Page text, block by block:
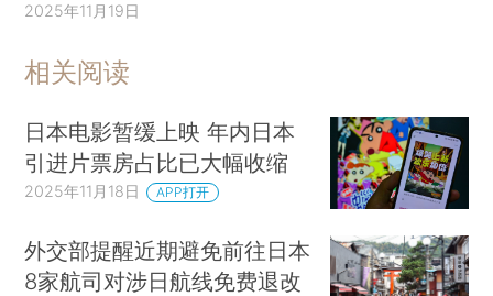
2025年11月19日
相关阅读
日本电影暂缓上映 年内日本
引进片票房占比已大幅收缩
2025年11月18日 APP打开
外交部提醒近期避免前往日本
8家航司对涉日航线免费退改